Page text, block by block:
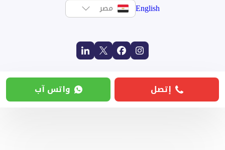
English مصر
إتصل واتس آب